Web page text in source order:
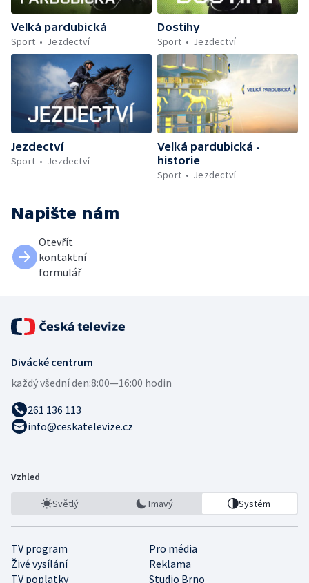
Velká pardubická
Sport
Jezdectví
Dostihy
Sport
Jezdectví
Jezdectví
Sport
Jezdectví
Velká pardubická -
historie
Sport
Jezdectví
Napište nám
Otevřít
kontaktní
formulář
Divácké centrum
každý všední den:8:00—16:00 hodin
261 136 113
info@ceskatelevize.cz
Vzhled
Světlý Tmavý Systém
TV program
Pro média
Živé vysílání
Reklama
TV poplatky
Studio Brno